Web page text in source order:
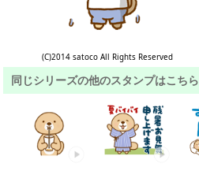
(C)2014 satoco All Rights Reserved
同じシリーズの他のスタンプはこちら